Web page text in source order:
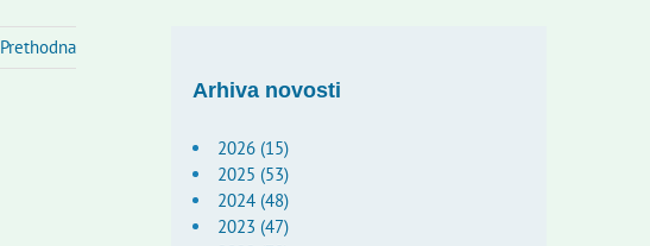
Prethodna
Arhiva novosti
2026 (15)
2025 (53)
2024 (48)
2023 (47)